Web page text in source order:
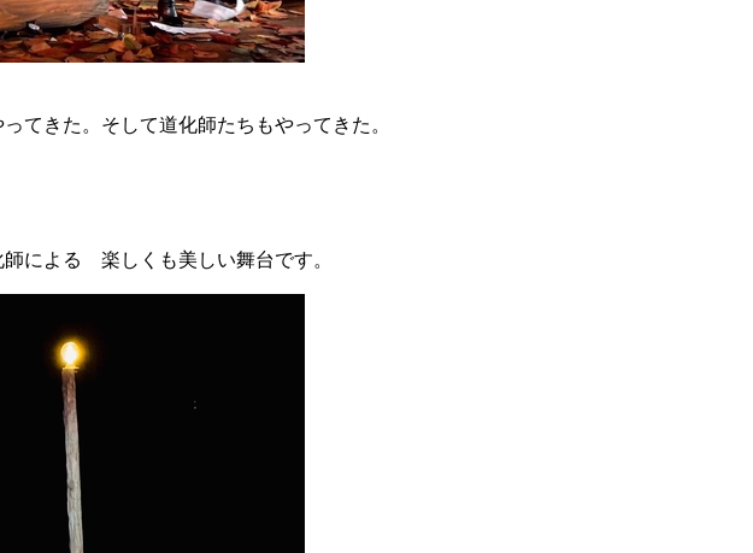
てきた。そして道化師たちもやってきた。
による 楽しくも美しい舞台です。